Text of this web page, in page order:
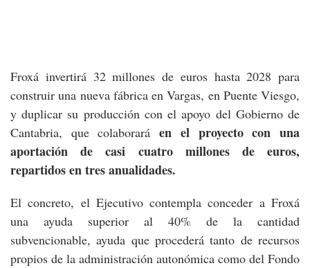
Froxá invertirá 32 millones de euros hasta 2028 para
construir una nueva fábrica en Vargas, en Puente Viesgo,
y duplicar su producción con el apoyo del Gobierno de
Cantabria, que colaborará en el proyecto con una
aportación de casi cuatro millones de euros,
repartidos en tres anualidades.
El concreto, el Ejecutivo contempla conceder a Froxá
una ayuda superior al 40% de la cantidad
subvencionable, ayuda que procederá tanto de recursos
propios de la administración autonómica como del Fondo